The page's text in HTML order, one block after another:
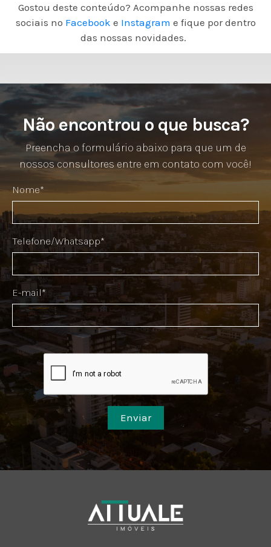
Gostou deste conteúdo? Acompanhe nossas redes
sociais no Facebook e Instagram e fique por dentro
das nossas novidades.
Não encontrou o que busca?
Preencha o formulário abaixo para que um de
nossos consultores entre em contato com você!
Nome*
Telefone/Whatsapp*
E-mail*
Enviar